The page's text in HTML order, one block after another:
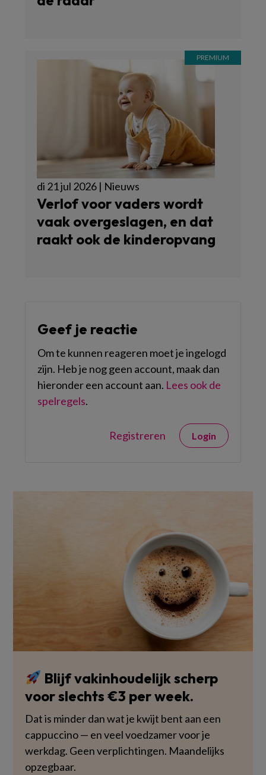
di 21 jul 2026 | Nieuws
Verlof voor vaders wordt
vaak overgeslagen, en dat
raakt ook de kinderopvang
Geef je reactie
Om te kunnen reageren moet je ingelogd
zijn. Heb je nog geen account, maak dan
hieronder een account aan. Lees ook de
spelregels.
Registreren Login
Blijf vakinhoudelijk scherp
voor slechts €3 per week.
Dat is minder dan wat je kwijt bent aan een
cappuccino — en veel voedzamer voor je
werkdag. Geen verplichtingen. Maandelijks
opzegbaar.